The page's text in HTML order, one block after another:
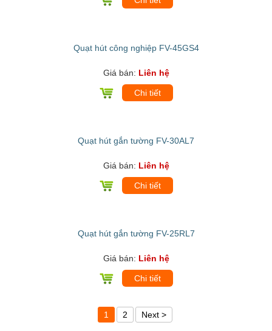
Quạt hút công nghiệp FV-45GS4
Giá bán: Liên hệ
Chi tiết
Quạt hút gắn tường FV-30AL7
Giá bán: Liên hệ
Chi tiết
Quạt hút gắn tường FV-25RL7
Giá bán: Liên hệ
Chi tiết
1 2 Next >